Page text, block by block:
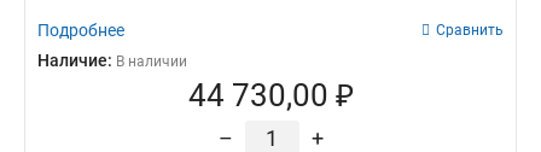
Подробнее Сравнить
Наличие: В наличии
44 730,00 ₽
– +